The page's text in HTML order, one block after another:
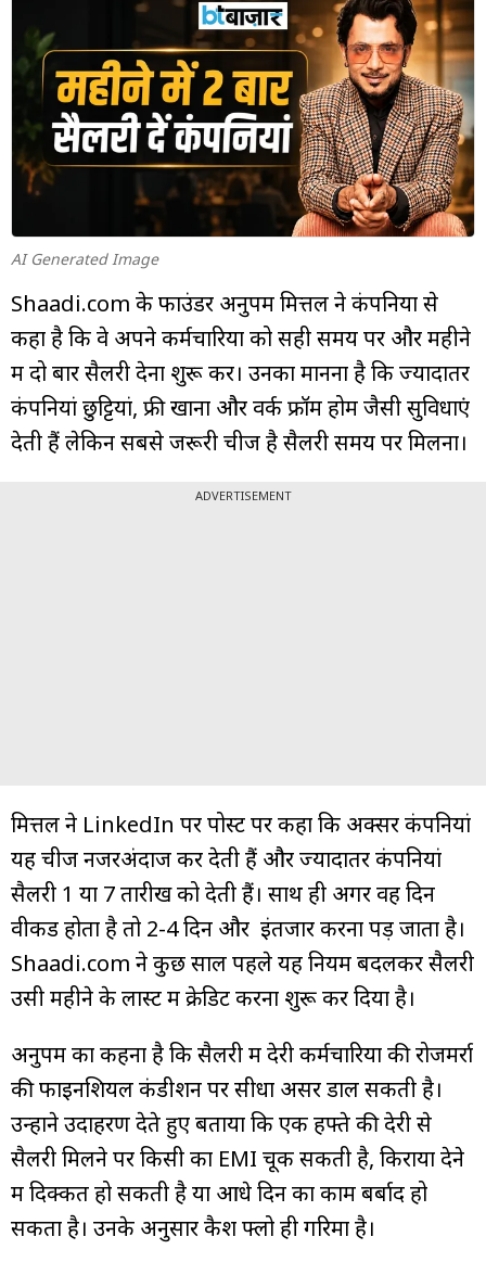
म्यूचुअल
फंड
AI Generated Image
Shaadi.com के फाउंडर अनुपम मित्तल ने कंपनियों से
कहा है कि वे अपने कर्मचारियों को सही समय पर और महीने
में दो बार सैलरी देना शुरू करें। उनका मानना है कि ज्यादातर
कंपनियां छुट्टियां, फ्री खाना और वर्क फ्रॉम होम जैसी सुविधाएं
देती हैं लेकिन सबसे जरूरी चीज है सैलरी समय पर मिलना।
ADVERTISEMENT
मित्तल ने LinkedIn पर पोस्ट पर कहा कि अक्सर कंपनियां
यह चीज नजरअंदाज कर देती हैं और ज्यादातर कंपनियां
सैलरी 1 या 7 तारीख को देती हैं। साथ ही अगर वह दिन
वीकेंड होता है तो 2-4 दिन और इंतजार करना पड़ जाता है।
Shaadi.com ने कुछ साल पहले यह नियम बदलकर सैलरी
उसी महीने के लास्ट में क्रेडिट करना शुरू कर दिया है।
अनुपम का कहना है कि सैलरी में देरी कर्मचारियों की रोजमर्रा
की फाइनेंशियल कंडीशन पर सीधा असर डाल सकती है।
उन्होंने उदाहरण देते हुए बताया कि एक हफ्ते की देरी से
सैलरी मिलने पर किसी का EMI चूक सकती है, किराया देने
में दिक्कत हो सकती है या आधे दिन का काम बर्बाद हो
सकता है। उनके अनुसार कैश फ्लो ही गरिमा है।